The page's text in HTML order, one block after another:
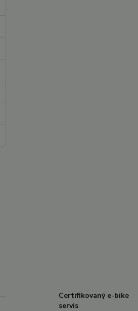
Certifikovaný e-bike
servis